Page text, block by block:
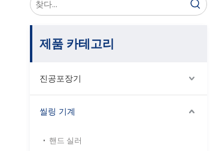
제품 카테고리
진공포장기
씰링 기계
핸드 실러